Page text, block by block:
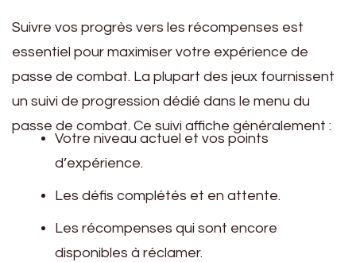
Suivre vos progrès vers les récompenses est
essentiel pour maximiser votre expérience de
passe de combat. La plupart des jeux fournissent
un suivi de progression dédié dans le menu du
passe de combat. Ce suivi affiche généralement :
Votre niveau actuel et vos points
d’expérience.
Les défis complétés et en attente.
Les récompenses qui sont encore
disponibles à réclamer.